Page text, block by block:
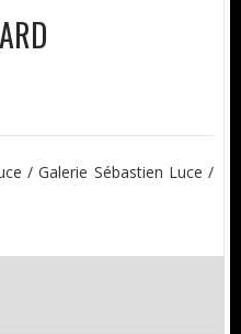
/ Galerie Sébastien Luce /